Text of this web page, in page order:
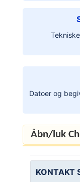
Datoer og
KONTAKT